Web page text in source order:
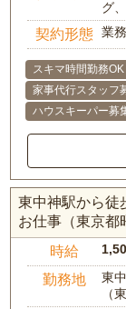
グ
契約形態 業
スキマ時間勤務OK
家事代行スタッフ
ハウスキーパー募
東中神駅から徒
お仕事（東京都
時給
勤務地
東
（